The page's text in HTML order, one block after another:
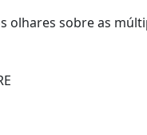
olhares sobre as